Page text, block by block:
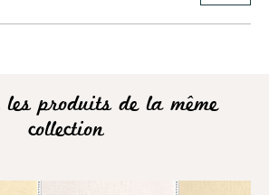
les produits de la même
collection